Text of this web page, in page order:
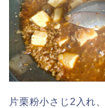
片栗粉小さじ2入れ